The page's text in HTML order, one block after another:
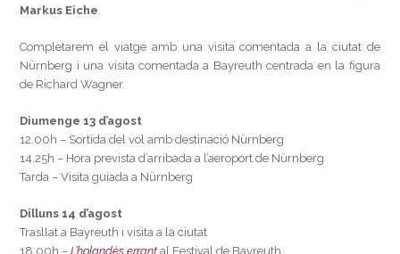
Markus Eiche.
Completarem el viatge amb una visita comentada a la ciutat de
Nürnberg i una visita comentada a Bayreuth centrada en la figura
de Richard Wagner.
Diumenge 13 d’agost
12.00h – Sortida del vol amb destinació Nürnberg
14.25h – Hora prevista d’arribada a l’aeroport de Nürnberg
Tarda – Visita guiada a Nürnberg
Dilluns 14 d’agost
Trasllat a Bayreuth i visita a la ciutat
18.00h –L’holandès errantal Festival de Bayreuth